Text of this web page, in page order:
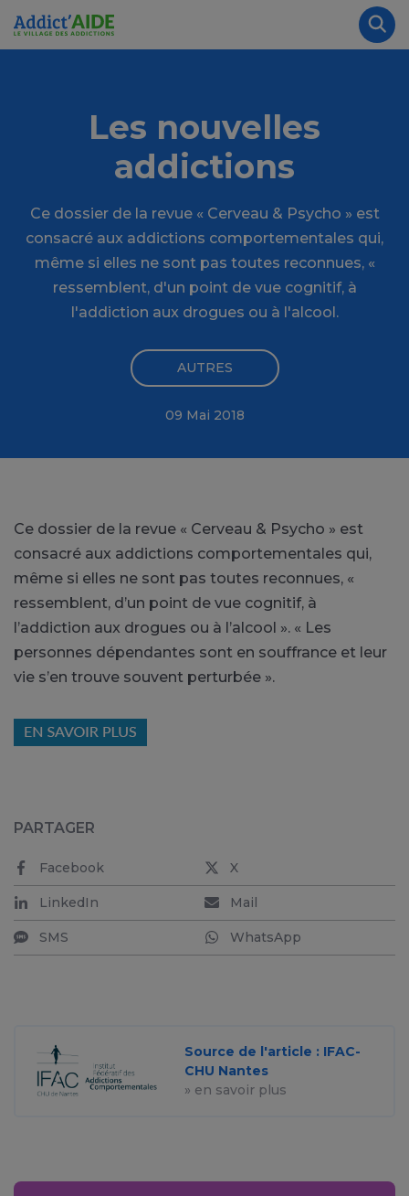
Aller au contenu principal
Les nouvelles
addictions
Ce dossier de la revue « Cerveau & Psycho » est
consacré aux addictions comportementales qui,
même si elles ne sont pas toutes reconnues, «
ressemblent, d'un point de vue cognitif, à
l'addiction aux drogues ou à l'alcool.
AUTRES
09 Mai 2018
Ce dossier de la revue « Cerveau & Psycho » est
consacré aux addictions comportementales qui,
même si elles ne sont pas toutes reconnues, «
ressemblent, d’un point de vue cognitif, à
l’addiction aux drogues ou à l’alcool ». « Les
personnes dépendantes sont en souffrance et leur
vie s’en trouve souvent perturbée ».
PARTAGER
Facebook X
LinkedIn Mail
SMS WhatsApp
Source de l'article : IFAC-
CHU Nantes
» en savoir plus
Panneau de gestion des cookies